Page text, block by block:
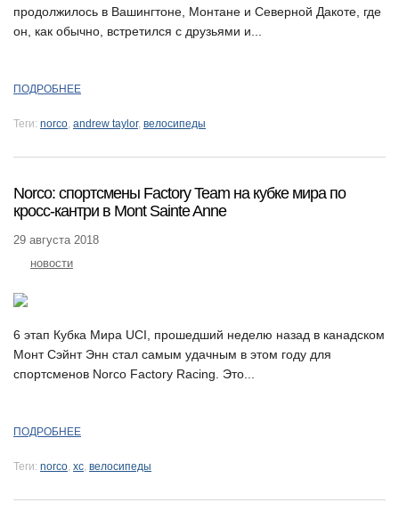
продолжилось в Вашингтоне, Монтане и Северной Дакоте, где
он, как обычно, встретился с друзьями и...
ПОДРОБНЕЕ
Теги: norco, andrew taylor, велосипеды
Norco: спортсмены Factory Team на кубке мира по
кросс-кантри в Mont Sainte Anne
29 августа 2018
новости
6 этап Кубка Мира UCI, прошедший неделю назад в канадском
Монт Сэйнт Энн стал самым удачным в этом году для
спортсменов Norco Factory Racing. Это...
ПОДРОБНЕЕ
Теги: norco, xc, велосипеды